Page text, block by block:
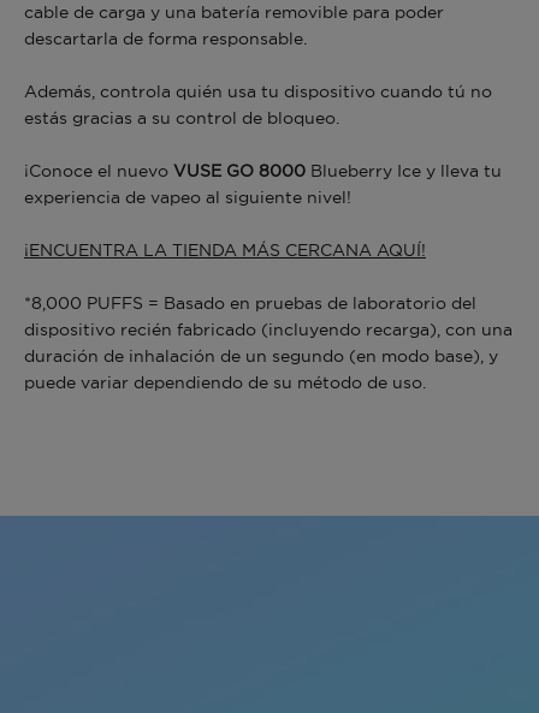
cable de carga y una batería removible para poder
descartarla de forma responsable.
Además, controla quién usa tu dispositivo cuando tú no
estás gracias a su control de bloqueo.
¡Conoce el nuevo VUSE GO 8000 Blueberry Ice y lleva tu
experiencia de vapeo al siguiente nivel!
¡ENCUENTRA LA TIENDA MÁS CERCANA AQUÍ!
*8,000 PUFFS = Basado en pruebas de laboratorio del
dispositivo recién fabricado (incluyendo recarga), con una
duración de inhalación de un segundo (en modo base), y
puede variar dependiendo de su método de uso.